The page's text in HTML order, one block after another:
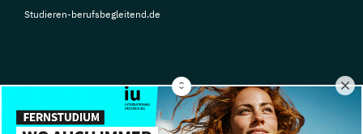
Studieren-berufsbegleitend.de
© Copyright 2026, TarGroup Media GmbH